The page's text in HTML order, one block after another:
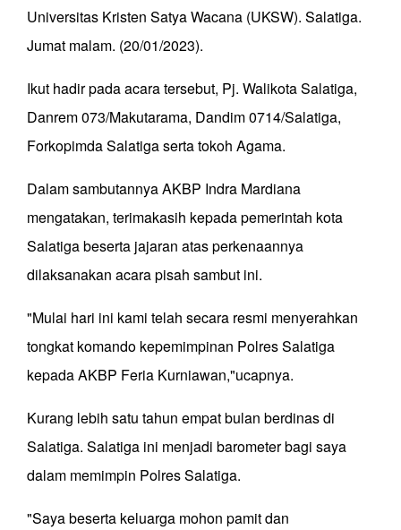
Universitas Kristen Satya Wacana (UKSW). Salatiga.
Jumat malam. (20/01/2023).
Ikut hadir pada acara tersebut, Pj. Walikota Salatiga,
Danrem 073/Makutarama, Dandim 0714/Salatiga,
Forkopimda Salatiga serta tokoh Agama.
Dalam sambutannya AKBP Indra Mardiana
mengatakan, terimakasih kepada pemerintah kota
Salatiga beserta jajaran atas perkenaannya
dilaksanakan acara pisah sambut ini.
"Mulai hari ini kami telah secara resmi menyerahkan
tongkat komando kepemimpinan Polres Salatiga
kepada AKBP Feria Kurniawan,"ucapnya.
Kurang lebih satu tahun empat bulan berdinas di
Salatiga. Salatiga ini menjadi barometer bagi saya
dalam memimpin Polres Salatiga.
"Saya beserta keluarga mohon pamit dan